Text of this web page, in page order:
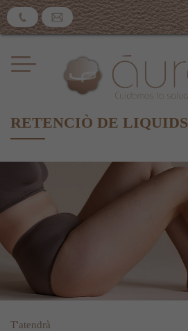
RETENCIÒ DE LIQUIDS
T'atendrà